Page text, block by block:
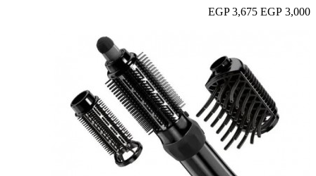
3,000 EGP
3,675 EGP